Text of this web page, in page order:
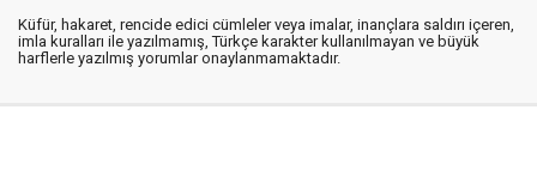
Küfür, hakaret, rencide edici cümleler veya imalar, inançlara saldırı içeren,
imla kuralları ile yazılmamış, Türkçe karakter kullanılmayan ve büyük
harflerle yazılmış yorumlar onaylanmamaktadır.